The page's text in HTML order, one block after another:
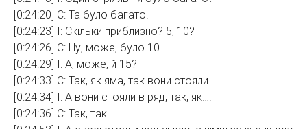
[0:24:20] С: Та було багато.
[0:24:23] І: Скільки приблизно? 5, 10?
[0:24:26] С: Ну, може, було 10.
[0:24:29] І: А, може, й 15?
[0:24:33] С: Так, як яма, так вони стояли.
[0:24:34] І: А вони стояли в ряд, так, як….
[0:24:36] С: Так, так.